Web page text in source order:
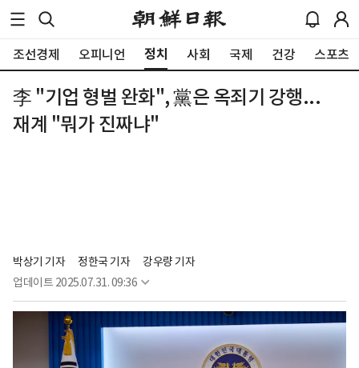
조선경제 오피니언 정치 사회 국제 건강 스포츠
李 "기업 형벌 완화", 黨은 옥죄기 강행...
재계 "뭐가 진짜냐"
박상기 기자 정한국 기자
강우량 기자
업데이트 2025.07.31. 09:36